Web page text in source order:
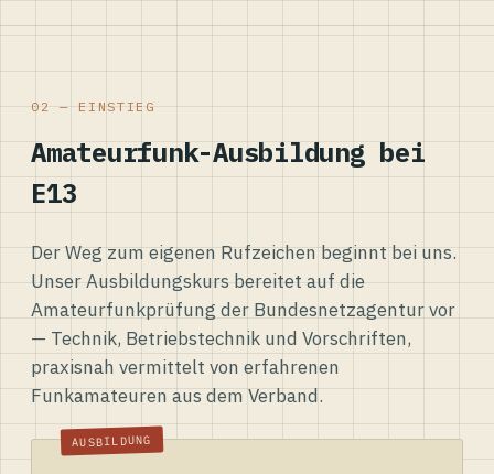
02 — EINSTIEG
Amateurfunk-Ausbildung bei
E13
Der Weg zum eigenen Rufzeichen beginnt bei uns.
Unser Ausbildungskurs bereitet auf die
Amateurfunkprüfung der Bundesnetzagentur vor
— Technik, Betriebstechnik und Vorschriften,
praxisnah vermittelt von erfahrenen
Funkamateuren aus dem Verband.